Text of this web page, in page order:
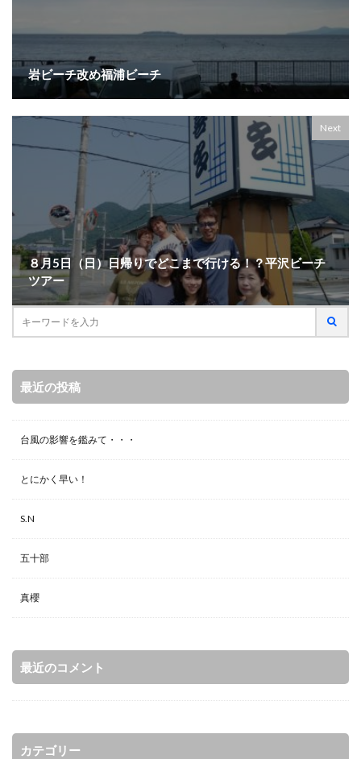
岩ビーチ改め福浦ビーチ
Next
８月5日（日）日帰りでどこまで行ける！？平沢ビーチ
ツアー
最近の投稿
台風の影響を鑑みて・・・
とにかく早い！
S.N
五十部
真櫻
最近のコメント
カテゴリー